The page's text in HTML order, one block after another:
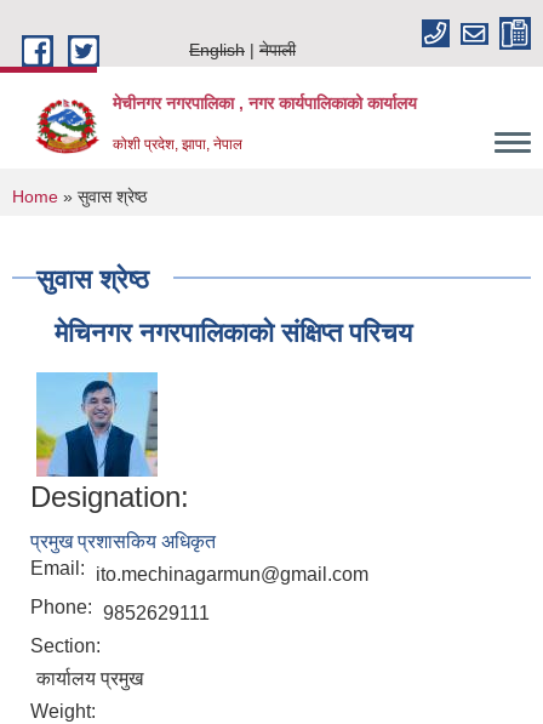
English
नेपाली
मेचीनगर नगरपालिका , नगर कार्यपालिकाको कार्यालय
कोशी प्रदेश, झापा, नेपाल
You are here
Home » सुवास श्रेष्ठ
सुवास श्रेष्ठ
मेचिनगर नगरपालिकाको संक्षिप्‍त परिचय
Designation:
प्रमुख प्रशासकिय अधिकृत
Email:
ito.mechinagarmun@gmail.com
Phone: 9852629111
Section:
कार्यालय प्रमुख
Weight: